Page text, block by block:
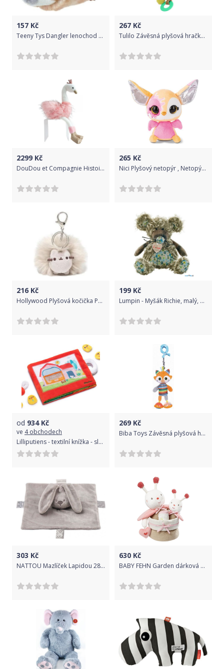
157 Kč
Teeny Tys Dangler lenochod 10 cm
267 Kč
Tulilo Závěsná plyšová hračka Tulilo s melodií Zebra s hvězdou, 22 cm - žlutá
2299 Kč
DouDou et Compagnie Histoire d'Ours Labuť růžová JR 80cm
265 Kč
Nici Plyšový netopýr , Netopýr, 16 cm, 45295
216 Kč
Hollywood Plyšová kočička Pusheen - přívěsek 7 cm
199 Kč
Lumpin - Myšák Richie, malý, 27cm
od 934Kč
ve 4 obchodech
Lilliputiens - textilní knížka - slepička Paulette hledá kuřátka
269 Kč
Biba Toys Závěsná plyšová hračka s rolničkou a chrastítky, Liška
303 Kč
NATTOU Mazlíček Lapidou 28x28 cm Grey 2021
630 Kč
BABY FEHN Garden dárková sada